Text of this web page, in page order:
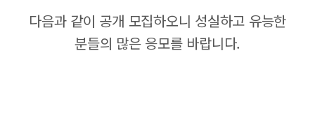
다음과 같이 공개 모집하오니 성실하고 유능한
분들의 많은 응모를 바랍니다.